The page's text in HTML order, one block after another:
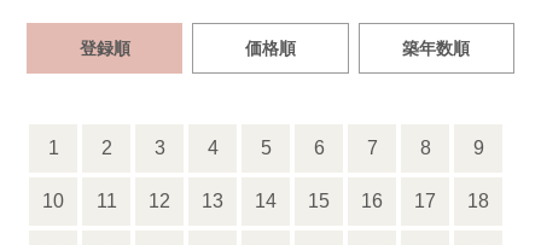
登録順 価格順 築年数順
1 2 3 4 5 6 7 8 9
10 11 12 13 14 15 16 17 18